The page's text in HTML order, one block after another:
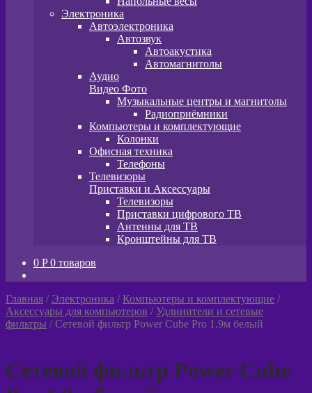
Электроника
Автоэлектроника
Автозвук
Автоакустика
Автомагнитолы
Аудио
Видео Фото
Музыкальные центры и магнитолы
Радиоприёмники
Компьютеры и комплектующие
Колонки
Офисная техника
Телефоны
Телевизоры
Приставки и Аксессуары
Телевизоры
Приставки цифрового ТВ
Антенны для ТВ
Кронштейны для ТВ
0 P 0 товаров
Главная / Электроника /Компьютеры и комплектующие /
Аксессуары для компьютеров /Удлинители и сетевые
фильтры /Сетевой фильтр Power Cube Pro 1.9м белый
Сетевой фильтр Power Cube